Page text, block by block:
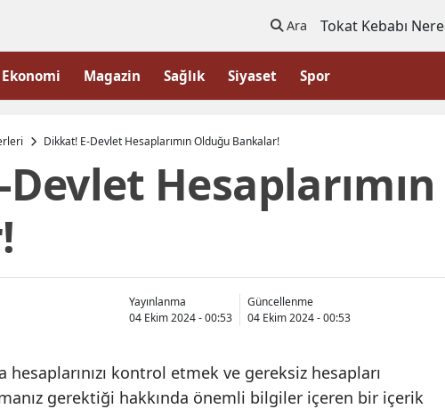
Ara Tokat Kebabı
Ekonomi Magazin Sağlık Siyaset Spor
Dikkat! E-Devlet Hesaplarımın Olduğu Bankalar!
Yayınlanma
04 Ekim 2024 - 00:53
Güncellenme
04 Ekim 2024 - 00:53
kontrol etmek ve gereksiz hesapları
gerektiği hakkında önemli bilgiler içeren bir içerik